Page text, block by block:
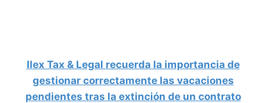
Ilex Tax & Legal recuerda la importancia de
gestionar correctamente las vacaciones
pendientes tras la extinción de un contrato